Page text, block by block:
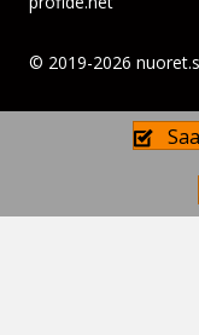
© 2019-2026